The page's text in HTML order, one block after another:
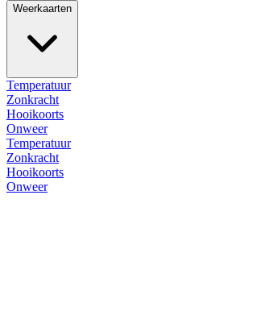
Weerkaarten
Temperatuur
Zonkracht
Hooikoorts
Onweer
Temperatuur
Zonkracht
Hooikoorts
Onweer